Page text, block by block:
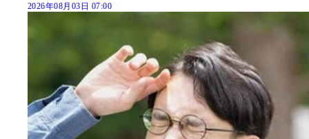
2026年08月03日 07:00